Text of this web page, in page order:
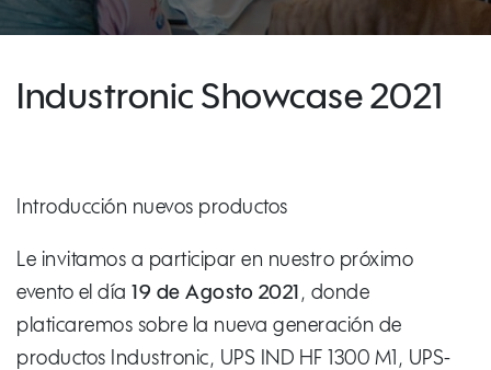
Industronic Showcase 2021
Introducción nuevos productos
Le invitamos a participar en nuestro próximo
evento el día 19 de Agosto 2021 , donde
platicaremos sobre la nueva generación de
productos Industronic, UPS IND HF 1300 M1, UPS-